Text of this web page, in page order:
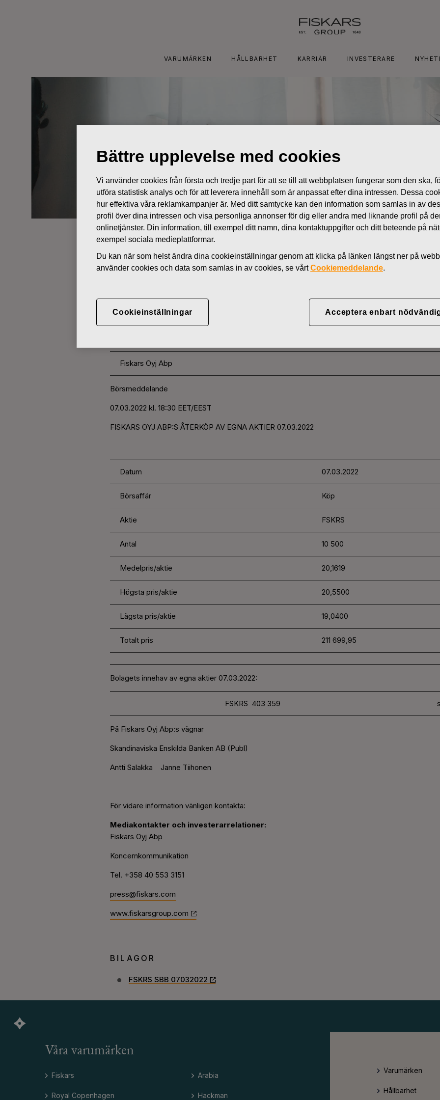
VARUMÄRKEN HÅLLBARHET KARRIÄR INVESTERARE
Nyheter
FISKARS OYJ ABP:S ÅTERKÖP AV
AKTIER 07.03.2022
Fiskars Oyj Abp
Börsmeddelande
07.03.2022 kl. 18:30 EET/EEST
FISKARS OYJ ABP:S ÅTERKÖP AV EGNA AKTIER 07.03.2022
Datum 07.03.2022
Börsaffär Köp
Aktie FSKRS
Antal 10 500
Medelpris/aktie 20,1619
Högsta pris/aktie 20,5500
Lägsta pris/aktie 19,0400
Totalt pris 211 699,95
Bolagets innehav av egna aktier 07.03.2022:
FSKRS 403 359
På Fiskars Oyj Abp:s vägnar
Skandinaviska Enskilda Banken AB (Publ)
Antti Salakka Janne Tiihonen
För vidare information vänligen kontakta:
Mediakontakter och investerarrelationer:
Fiskars Oyj Abp
Koncernkommunikation
Tel. +358 40 553 3151
press@fiskars.com
www.fiskarsgroup.com
BILAGOR
FSKRS SBB 07032022
Våra varumärken
Fiskars
Royal Copenhagen
Arabia
Hackman
Varumärken
Hållbarhet
Bättre upplevelse med cookies
Vi använder cookies från första och tredje part för att se till att webbplatsen fungerar som den ska,
utföra statistisk analys och för att leverera innehåll som är anpassat efter dina intressen. Dessa
hur effektiva våra reklamkampanjer är. Med ditt samtycke kan den information som samlas in av
profil över dina intressen och visa personliga annonser för dig eller andra med liknande profil på
onlinetjänster. Din information, till exempel ditt namn, dina kontaktuppgifter och ditt beteende på
exempel sociala medieplattformar.
Du kan när som helst ändra dina cookieinställningar genom att klicka på länken längst ner på
använder cookies och data som samlas in av cookies, se vårtCookiemeddelande.
Cookieinställningar Acceptera enbart